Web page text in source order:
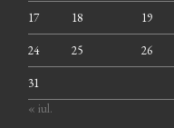
17 18 19
24 25 26
31
« iul.